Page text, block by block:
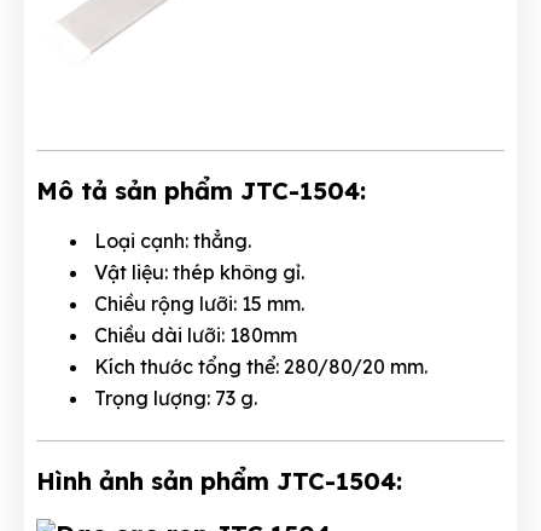
Mô tả sản phẩm JTC-1504:
Loại cạnh: thẳng.
Vật liệu: thép không gỉ.
Chiều rộng lưỡi: 15 mm.
Chiều dài lưỡi: 180mm
Kích thước tổng thể: 280/80/20 mm.
Trọng lượng: 73 g.
Hình ảnh sản phẩm JTC-1504: